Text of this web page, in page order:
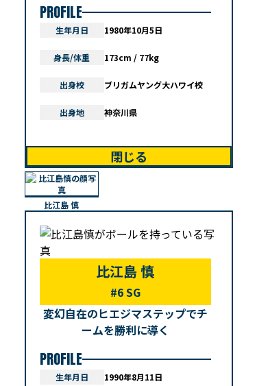
PROFILE
生年月日 1980年10月5日
身長/体重 173cm / 77kg
出身校 ブリガムヤング大ハワイ校
出身地 神奈川県
閉じる
比江島 慎
比江島 慎
#6 SG
変幻自在のヒエジマステップでチ
ームを勝利に導く
PROFILE
生年月日 1990年8月11日